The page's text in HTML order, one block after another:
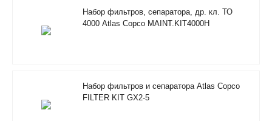
Набор фильтров, сепаратора, др. кл. ТО
4000 Atlas Copco MAINT.KIT4000H
Набор фильтров и сепаратора Atlas Copco
FILTER KIT GX2-5